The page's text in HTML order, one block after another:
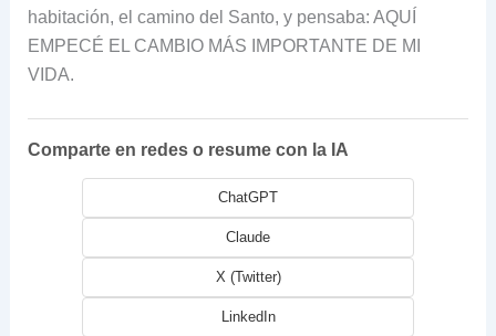
habitación, el camino del Santo, y pensaba: AQUÍ
EMPECÉ EL CAMBIO MÁS IMPORTANTE DE MI
VIDA.
Comparte en redes o resume con la IA
ChatGPT
Claude
X (Twitter)
LinkedIn